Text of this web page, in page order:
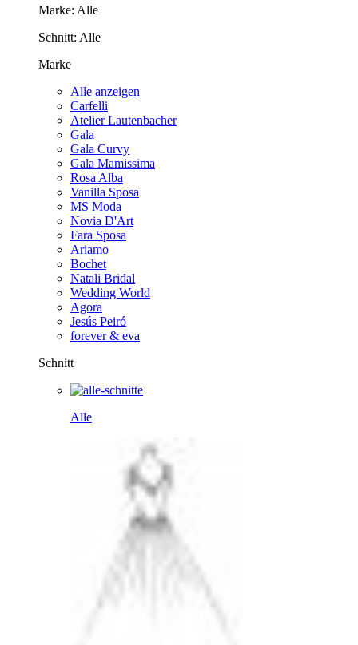
Marke: Alle
Schnitt: Alle
Marke
Alle anzeigen
Carfelli
Atelier Lautenbacher
Gala
Gala Curvy
Gala Mamissima
Rosa Alba
Vanilla Sposa
MS Moda
Novia D'Art
Fara Sposa
Ariamo
Bochet
Natali Bridal
Wedding World
Agora
Jesús Peiró
forever & eva
Schnitt
Alle